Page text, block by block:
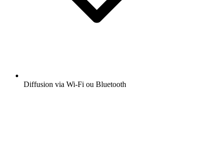
Diffusion via Wi-Fi ou Bluetooth